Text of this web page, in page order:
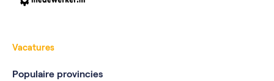
Vacatures
Populaire provincies